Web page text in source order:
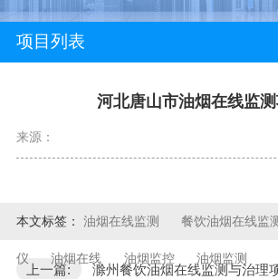
项目列表
河北唐山市油烟在线监测
来源：
本文标签： 油烟在线监测 餐饮油烟在线监
仪 油烟在线 油烟监控 油烟监测
上一篇: 滁州餐饮油烟在线监测与治理